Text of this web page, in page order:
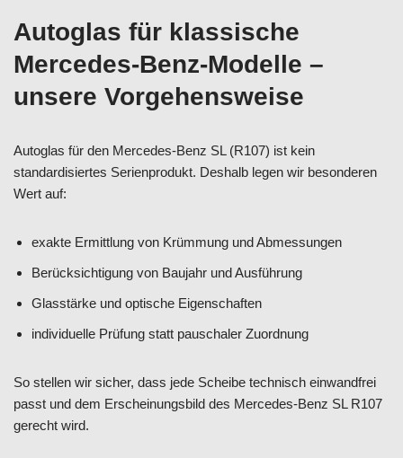
Autoglas für klassische
Mercedes-Benz-Modelle –
unsere Vorgehensweise
Autoglas für den Mercedes-Benz SL (R107) ist kein
standardisiertes Serienprodukt. Deshalb legen wir besonderen
Wert auf:
exakte Ermittlung von Krümmung und Abmessungen
Berücksichtigung von Baujahr und Ausführung
Glasstärke und optische Eigenschaften
individuelle Prüfung statt pauschaler Zuordnung
So stellen wir sicher, dass jede Scheibe technisch einwandfrei
passt und dem Erscheinungsbild des Mercedes-Benz SL R107
gerecht wird.